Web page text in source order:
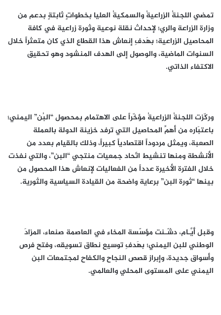
تمضي اللجنةُ الزراعيةُ والسمكيةُ العليا بخطواتٍ ثابتةٍ بدعم من
وزارة الزراعة والري؛ لإحداث نقلة نوعية وثورة زراعية في كافة
المحاصيل الزراعية؛ بهَدفِ إنعاش هذا القطاع الذي كان متعثراً خلال
السنوات الماضية، والوصول إلى الهدف المنشود وهو تحقيق
الاكتفاء الذاتي.
وركّزت اللجنةُ الزراعيةُ مؤخّراً على الاهتمام بمحصول “البُن” اليمني؛
باعتبَاره من أهمِّ المحاصيل التي ترفد خزينة الدولة بالعملة
الصعبة، ويمثل مردوداً اقتصادياً كبيراً، وذلك بالقيام بعدد من
الأنشطة ومنها تنشيط اتّحاد جمعيات منتجي “البن”، والتي نفذت
خلال الفترة الأخيرة عدداً من الفعاليات لإنعاش هذا المحصول من
بينها “ثورة البن” برعاية واضحة من القيادة السياسية والثورية.
وقبل أَيَّـام، دشّـنت مؤسّسة المخاء في العاصمة صنعاء، المزادَ
الوطني للبن اليمني؛ بهَدفِ توسيع نطاق تسويقه، وفتح فرص
وأسواق جديدة، وإبراز قصص النجاح والكفاح لمجتمعات البن
اليمني على المستوى المحلي والعالمي.